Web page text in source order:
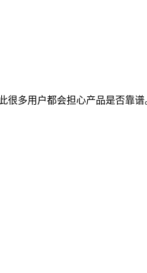
多用户都会担心产品是否靠